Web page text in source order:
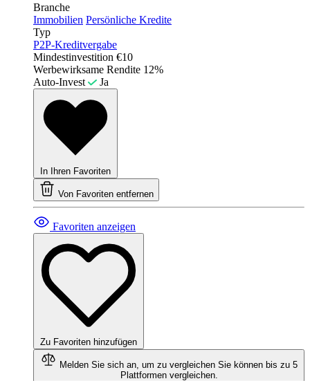
Branche
Immobilien Persönliche Kredite
Typ
P2P-Kreditvergabe
Mindestinvestition €10
Werbewirksame Rendite 12%
Auto-Invest
Ja
In Ihren Favoriten
Von Favoriten entfernen
Favoriten anzeigen
Zu Favoriten hinzufügen
Melden Sie sich an, um zu vergleichen Sie können bis zu 5
Plattformen vergleichen.